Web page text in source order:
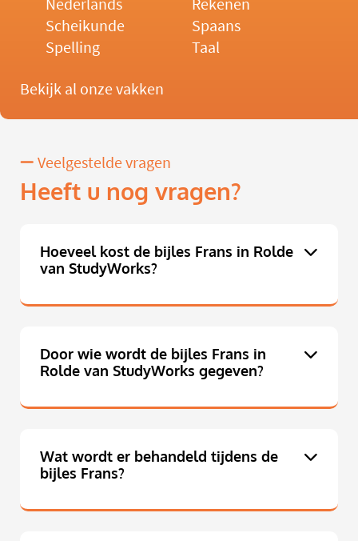
Nederlands
Rekenen
Scheikunde
Spaans
Spelling
Taal
Bekijk al onze vakken
Veelgestelde vragen
Heeft u nog vragen?
Hoeveel kost de bijles Frans in Rolde
van StudyWorks?
Door wie wordt de bijles Frans in
Rolde van StudyWorks gegeven?
Wat wordt er behandeld tijdens de
bijles Frans?